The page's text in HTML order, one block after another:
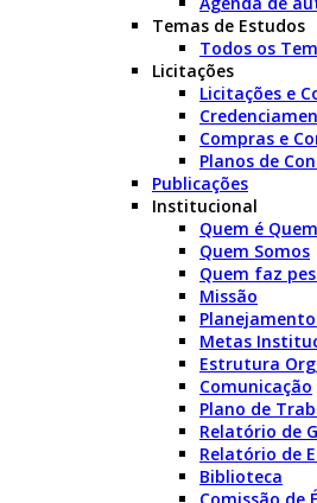
Temas de Estudos
Todos os
Licitações
Licitações e
Compras e
Planos de
Publicações
Institucional
Quem é Quem
Quem Somos
Quem faz
Missão
Metas
Estrutura
Comunicação
Plano de
Relatório de
Relatório de
Biblioteca